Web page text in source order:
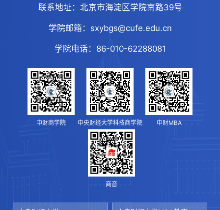
联系地址： 北京市海淀区学院南路39号
学院邮箱： sxybgs@cufe.edu.cn
学院电话： 86-010-62288081
中财商学院 中央财经大学科技商学院 中财MBA
商音